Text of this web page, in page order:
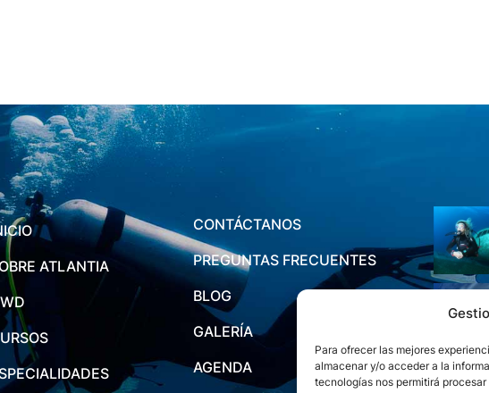
Para ofrecer las mejores
almacenar y/o acceder a la
tecnologías nos permitirá
ATLANTIA
CONTÁCTANOS
PREGUNTAS FRECUENTES
BLOG
GALERÍA
AGENDA